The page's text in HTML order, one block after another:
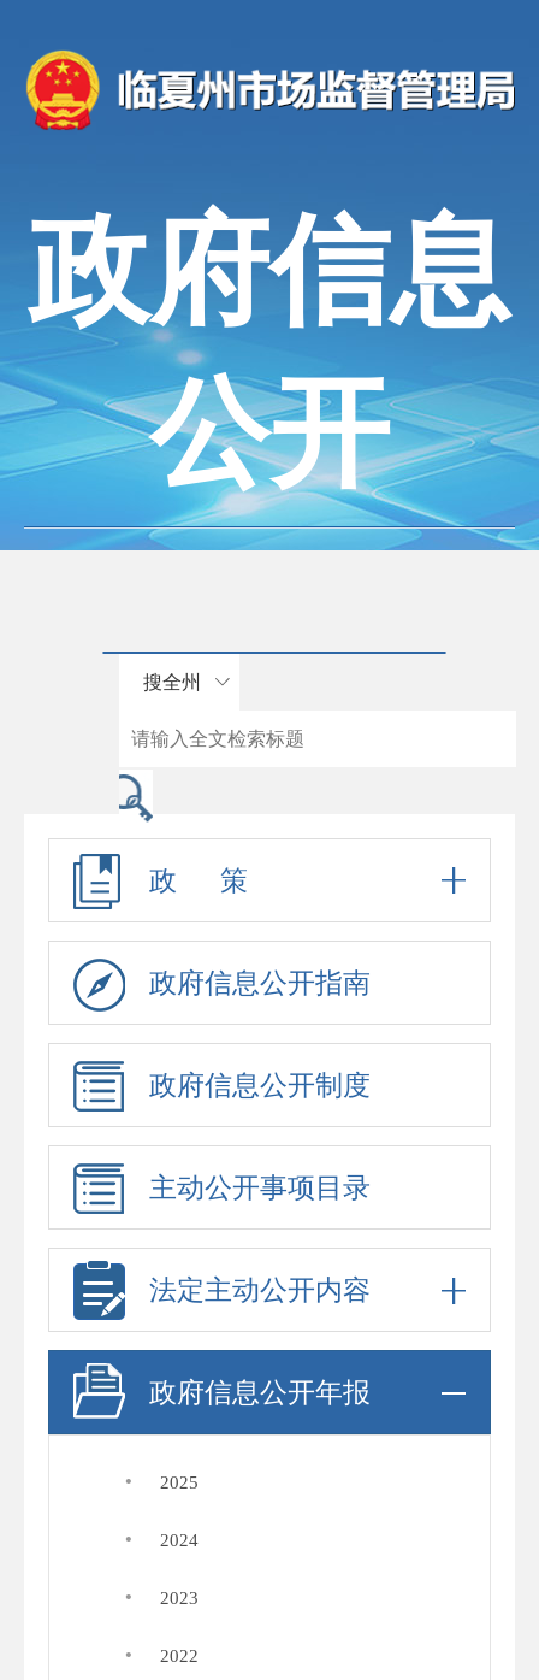
政府信息
公开
搜全州
政 策
政府信息公开指南
政府信息公开制度
主动公开事项目录
法定主动公开内容
政府信息公开年报
· 2025
· 2024
· 2023
· 2022